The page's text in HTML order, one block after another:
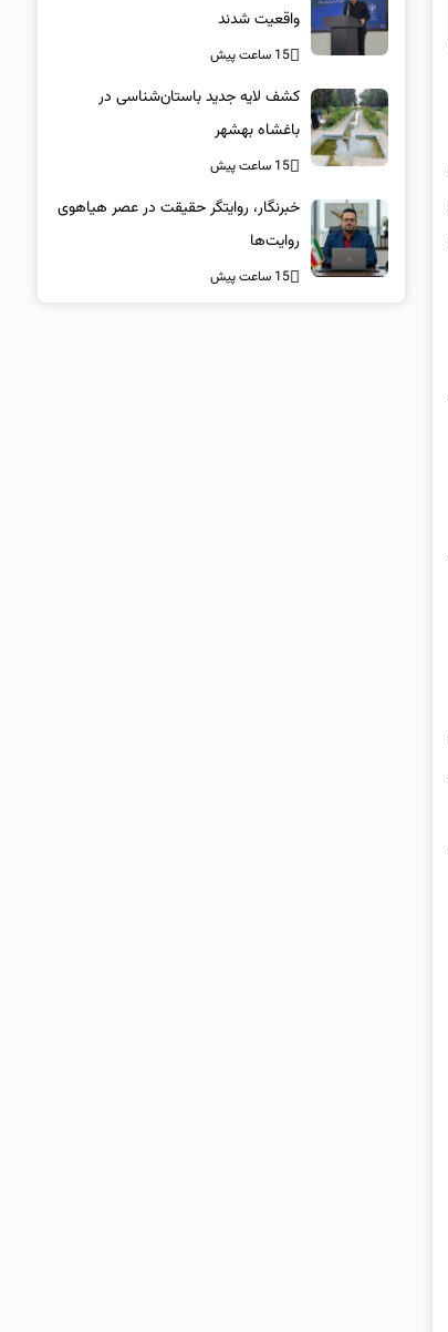
واقعیت شدند
15 ساعت پیش
کشف لایه جدید باستان‌شناسی در
باغشاه بهشهر
15 ساعت پیش
خبرنگار، روایتگر حقیقت در عصر هیاهوی
روایت‌ها
15 ساعت پیش